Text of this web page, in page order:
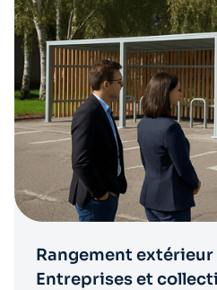
Rangement
Entreprises et